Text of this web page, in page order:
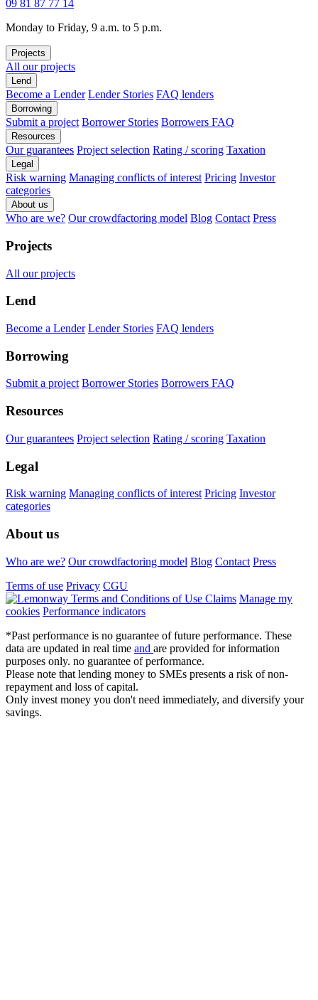
09 81 87 77 14
Monday to Friday, 9 a.m. to 5 p.m.
Projects
All our projects
Lend
Become a Lender Lender Stories FAQ lenders
Borrowing
Submit a project Borrower Stories Borrowers FAQ
Resources
Our guarantees Project selection Rating / scoring Taxation
Legal
Risk warning Managing conflicts of interest Pricing Investor
categories
About us
Who are we? Our crowdfactoring model Blog Contact Press
Projects
All our projects
Lend
Become a Lender Lender Stories FAQ lenders
Borrowing
Submit a project Borrower Stories Borrowers FAQ
Resources
Our guarantees Project selection Rating / scoring Taxation
Legal
Risk warning Managing conflicts of interest Pricing Investor
categories
About us
Who are we? Our crowdfactoring model Blog Contact Press
Terms of use Privacy CGU
Claims Manage my
cookies Performance indicators
*Past performance is no guarantee of future performance. These
data are updated in real time and are provided for information
purposes only. no guarantee of performance.
Please note that lending money to SMEs presents a risk of non-
repayment and loss of capital.
Only invest money you don't need immediately, and diversify your
savings.